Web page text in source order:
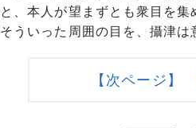
と、本人が望まずとも衆目を
そういった周囲の目を、攝津は
【次ページ】